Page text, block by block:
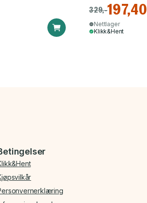
329,-197,40
Nettlager
Klikk&Hent